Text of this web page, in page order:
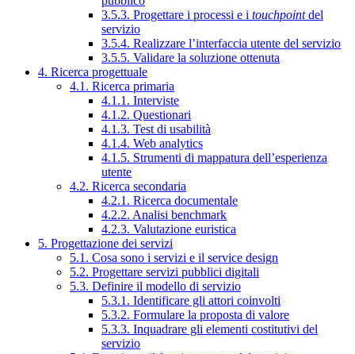
3.5.3. Progettare i processi e i touchpointdel
servizio
3.5.4. Realizzare l’interfaccia utente del servizio
3.5.5. Validare la soluzione ottenuta
4. Ricerca progettuale
4.1. Ricerca primaria
4.1.1. Interviste
4.1.2. Questionari
4.1.3. Test di usabilità
4.1.4. Web analytics
4.1.5. Strumenti di mappatura dell’esperienza
utente
4.2. Ricerca secondaria
4.2.1. Ricerca documentale
4.2.2. Analisi benchmark
4.2.3. Valutazione euristica
5. Progettazione dei servizi
5.1. Cosa sono i servizi e il service design
5.2. Progettare servizi pubblici digitali
5.3. Definire il modello di servizio
5.3.1. Identificare gli attori coinvolti
5.3.2. Formulare la proposta di valore
5.3.3. Inquadrare gli elementi costitutivi del
servizio